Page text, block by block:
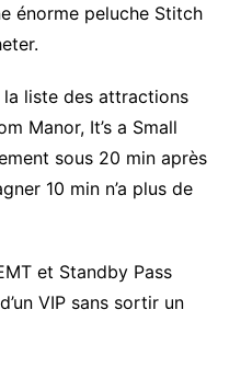
énorme peluche Stitch
liste des attractions
Manor, It’s a Small
sous 20 min après
10 min n’a plus de
et Standby Pass
VIP sans sortir un